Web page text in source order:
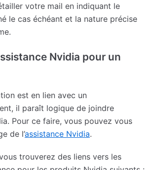
votre mail en indiquant le
le cas échéant et la nature précise
Nvidia pour un
est en lien avec un
il paraît logique de joindre
Pour ce faire, vous pouvez vous
de l’assistance Nvidia.
trouverez des liens vers les